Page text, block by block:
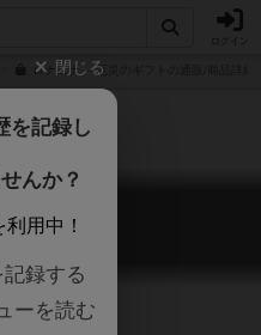
ロナエナ －厄災のギフトの通販/商品詳細
のギフト
no gift
閉じる
を記録し
んか？
用中！
録する
ーを読む